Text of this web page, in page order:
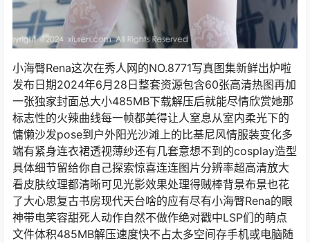
小海臀Rena这次在秀人网的NO.8771写真图集新鲜出炉啦
发布日期2024年6月28日整套资源包含60张高清热图再加
一张独家封面总大小485MB下载解压后就能尽情欣赏她那
标志性的火辣曲线每一帧都美得让人窒息从室内柔光下的
慵懒沙发pose到户外阳光沙滩上的比基尼风情服装变化多
端有紧身连衣裙透视薄纱还有几套意想不到的cosplay造型
具体细节留给你自己探索惊喜连连图片分辨率超高清放大
看皮肤纹理都清晰可见光影效果处理得贼棒背景布景也花
了大心思复古书房现代天台啥的应有尽有小海臀Rena的眼
神带电笑容甜死人动作自然不做作绝对戳中LSP们的萌点
文件体积485MB解压速度快不占太多空间存手机或电脑随